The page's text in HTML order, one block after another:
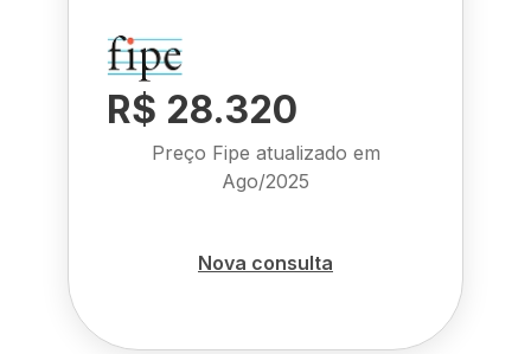
R$ 28.320
Preço Fipe atualizado em
Ago/2025
Nova consulta